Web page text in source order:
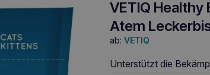
VETIQ
Atem
ab: VETIQ
Unterstützt die